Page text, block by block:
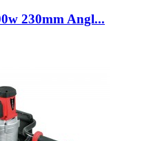
230mm Angl...